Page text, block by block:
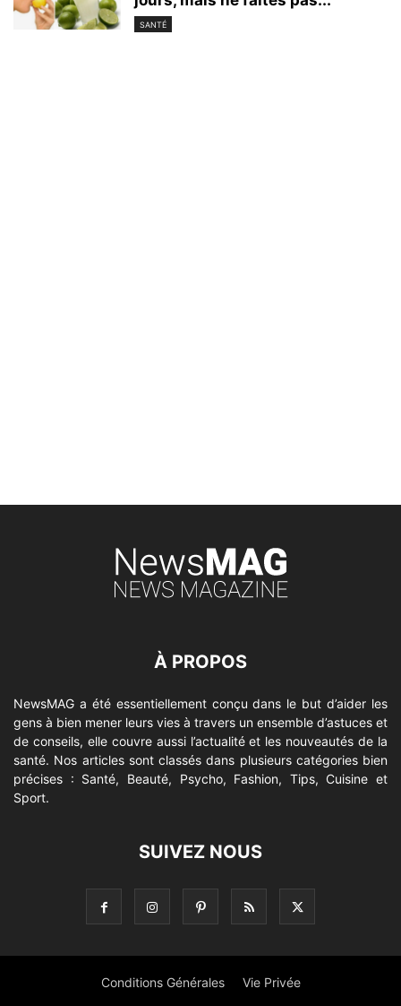
SANTÉ
À PROPOS
NewsMAG a été essentiellement conçu dans le but d’aider les
gens à bien mener leurs vies à travers un ensemble d’astuces et
de conseils, elle couvre aussi l’actualité et les nouveautés de la
santé. Nos articles sont classés dans plusieurs catégories bien
précises : Santé, Beauté, Psycho, Fashion, Tips, Cuisine et
Sport.
SUIVEZ NOUS
Conditions Générales Vie Privée